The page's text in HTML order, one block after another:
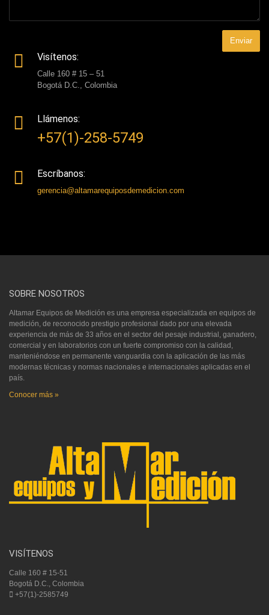
Visítenos:
Calle 160 # 15 – 51
Bogotá D.C., Colombia
Llámenos:
+57(1)-258-5749
Escríbanos:
gerencia@altamarequiposdemedicion.com
SOBRE NOSOTROS
Altamar Equipos de Medición es una empresa especializada en equipos de
medición, de reconocido prestigio profesional dado por una elevada
experiencia de más de 33 años en el sector del pesaje industrial, ganadero,
comercial y en laboratorios con un fuerte compromiso con la calidad,
manteniéndose en permanente vanguardia con la aplicación de las más
modernas técnicas y normas nacionales e internacionales aplicadas en el
país.
Conocer más »
VISÍTENOS
Calle 160 # 15-51
Bogotá D.C., Colombia
+57(1)-2585749